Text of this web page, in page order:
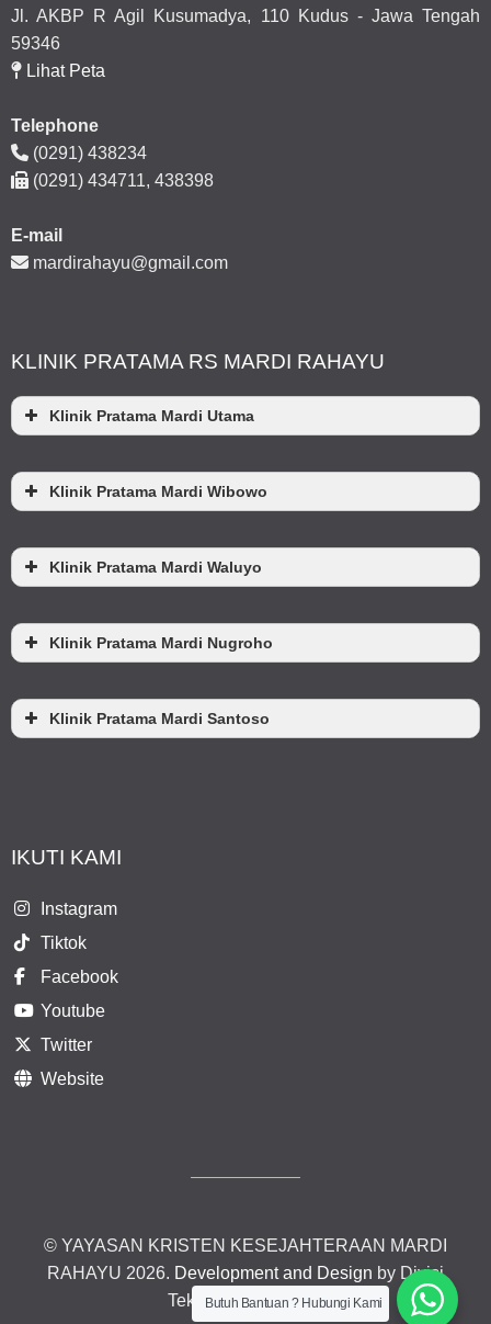
Jl. AKBP R Agil Kusumadya, 110 Kudus - Jawa Tengah
59346
Lihat Peta
Telephone
(0291) 438234
(0291) 434711, 438398
E-mail
mardirahayu@gmail.com
KLINIK PRATAMA RS MARDI RAHAYU
Klinik Pratama Mardi Utama
Klinik Pratama Mardi Wibowo
Klinik Pratama Mardi Waluyo
Klinik Pratama Mardi Nugroho
Klinik Pratama Mardi Santoso
IKUTI KAMI
Instagram
Tiktok
Facebook
Youtube
Twitter
Website
© YAYASAN KRISTEN KESEJAHTERAAN MARDI
RAHAYU 2026. Development and Design by Divisi
Teknologi Informasi.
Butuh Bantuan ? Hubungi Kami